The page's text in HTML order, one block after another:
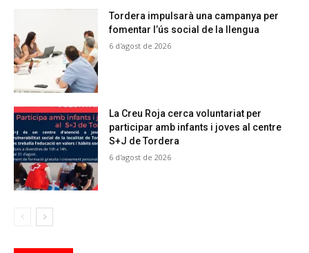
Tordera impulsarà una campanya per
fomentar l’ús social de la llengua
6 d'agost de 2026
La Creu Roja cerca voluntariat per
participar amb infants i joves al centre
S+J de Tordera
6 d'agost de 2026